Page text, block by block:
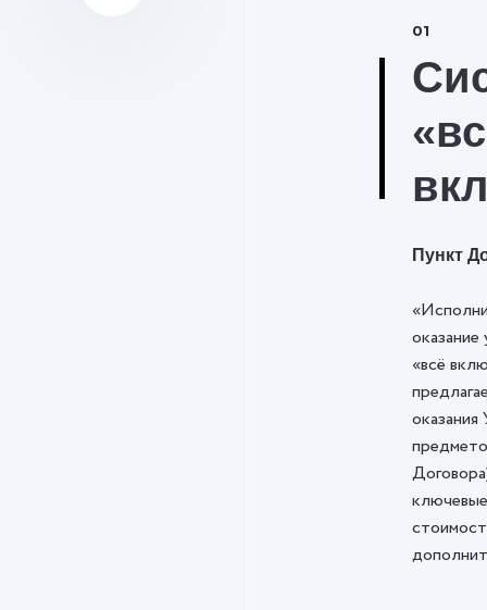
01
Пункт
оказание
«всё
оказания